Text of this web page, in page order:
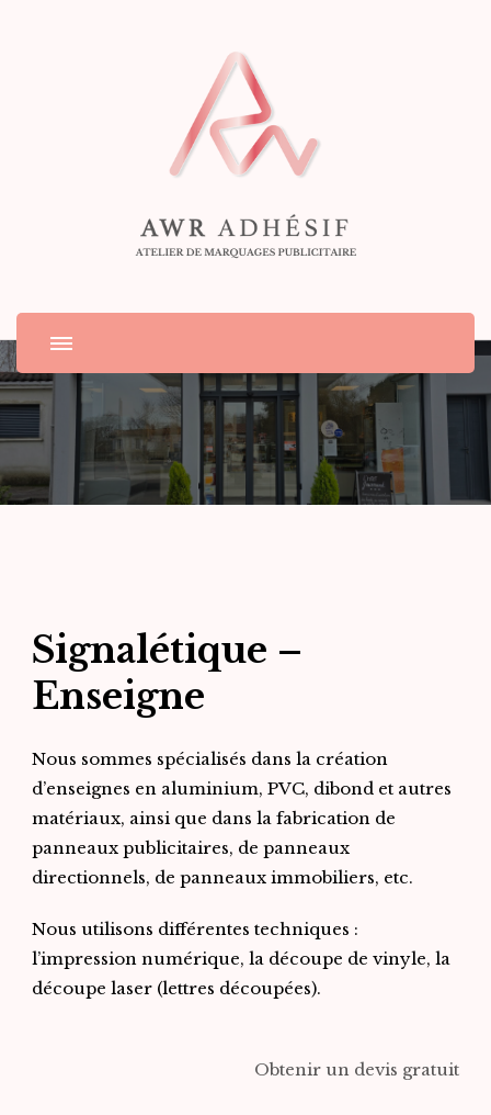
Atelier de marquages publicitaire
Signalétique –
Enseigne
Nous sommes spécialisés dans la création
d’enseignes en aluminium, PVC, dibond et autres
matériaux, ainsi que dans la fabrication de
panneaux publicitaires, de panneaux
directionnels, de panneaux immobiliers, etc.
Nous utilisons différentes techniques :
l’impression numérique, la découpe de vinyle, la
découpe laser (lettres découpées).
Obtenir un devis gratuit